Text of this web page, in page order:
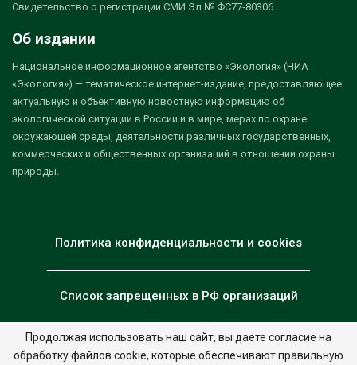
Свидетельство о регистрации СМИ Эл № ФС77-80306
Об издании
Национальное информационное агентство «Экология» (НИА
«Экология») — тематическое интернет-издание, предоставляющее
актуальную и объективную новостную информацию об
экологической ситуации в России и в мире, мерах по охране
окружающей среды, деятельности различных государственных,
коммерческих и общественных организаций в отношении охраны
природы.
Политика конфиденциальности и cookies
Список запрещенных в РФ организаций
© 2026 - НИА "Экология". Все права защищены. Дизайн:nia.eco
Продолжая использовать наш сайт, вы даете согласие на
обработку файлов cookie, которые обеспечивают правильную